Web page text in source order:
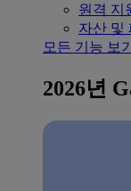
원격 지
자산 및
모든 기능 보기
2026년